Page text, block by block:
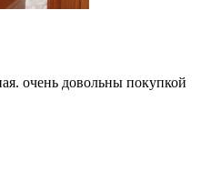
очень довольны покупкой